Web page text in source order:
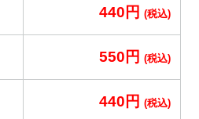
440円 (税込)
550円 (税込)
440円 (税込)